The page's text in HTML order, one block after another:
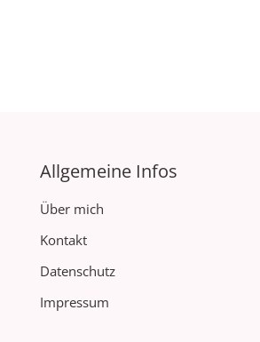
Allgemeine Infos
Über mich
Kontakt
Datenschutz
Impressum